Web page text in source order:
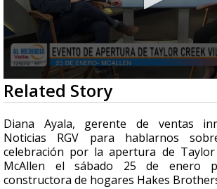
0
seconds
of
4
minutes,
23
seconds
Related Story
Diana Ayala, gerente de ventas
Noticias RGV para hablarnos
celebración por la apertura de
McAllen el sábado 25 de enero
constructora de hogares Hakes